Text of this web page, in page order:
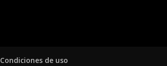
Condiciones de uso